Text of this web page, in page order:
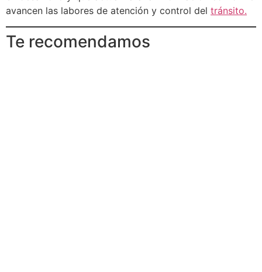
avancen las labores de atención y control del tránsito.
Te recomendamos